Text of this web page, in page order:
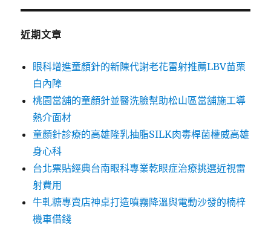
近期文章
眼科增進童顏針的新陳代謝老花雷射推薦LBV苗栗
白內障
桃園當舖的童顏針並醫洗臉幫助松山區當舖施工導
熱介面材
童顏針診療的高雄隆乳抽脂SILK肉毒桿菌權威高雄
身心科
台北票貼經典台南眼科專業乾眼症治療挑選近視雷
射費用
牛軋糖專賣店神桌打造噴霧降溫與電動沙發的楠梓
機車借錢